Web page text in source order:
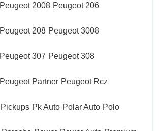
Peugeot 2008 Peugeot 206
Peugeot 208 Peugeot 3008
Peugeot 307 Peugeot 308
Peugeot Partner Peugeot Rcz
Pickups Pk Auto Polar Auto Polo